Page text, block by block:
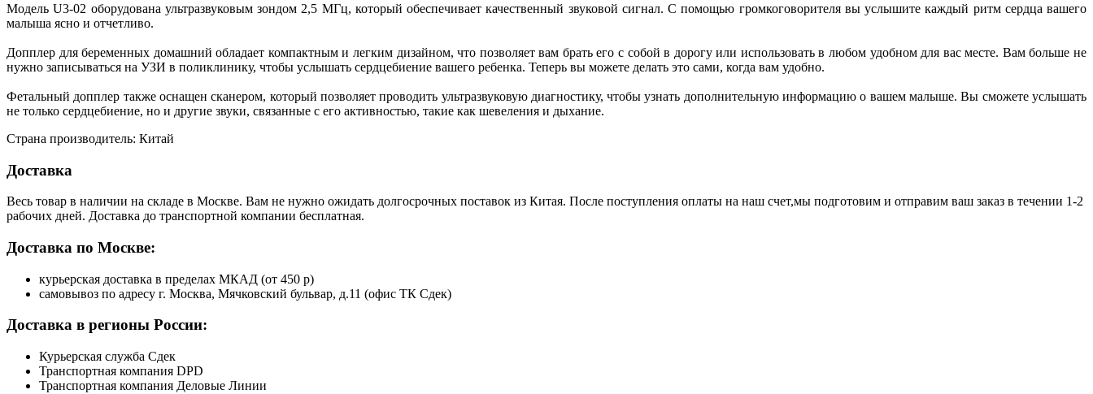
Модель U3-02 оборудована ультразвуковым зондом 2,5 МГц, который обеспечивает качественный звуковой сигнал. С помощью громкоговорителя вы услышите каждый ритм сердца вашего
малыша ясно и отчетливо.
Допплер для беременных домашний обладает компактным и легким дизайном, что позволяет вам брать его с собой в дорогу или использовать в любом удобном для вас месте. Вам больше не
нужно записываться на УЗИ в поликлинику, чтобы услышать сердцебиение вашего ребенка. Теперь вы можете делать это сами, когда вам удобно.
Фетальный допплер также оснащен сканером, который позволяет проводить ультразвуковую диагностику, чтобы узнать дополнительную информацию о вашем малыше. Вы сможете услышать
не только сердцебиение, но и другие звуки, связанные с его активностью, такие как шевеления и дыхание.
Страна производитель: Китай
Доставка
Весь товар в наличии на складе в Москве. Вам не нужно ожидать долгосрочных поставок из Китая. После поступления оплаты на наш счет,мы подготовим и отправим ваш заказ в течении 1-2
рабочих дней. Доставка до транспортной компании бесплатная.
Доставка по Москве:
курьерская доставка в пределах МКАД (от 450 р)
самовывоз по адресу г. Москва, Мячковский бульвар, д.11 (офис ТК Сдек)
Доставка в регионы России:
Курьерская служба Сдек
Транспортная компания DPD
Транспортная компания Деловые Линии